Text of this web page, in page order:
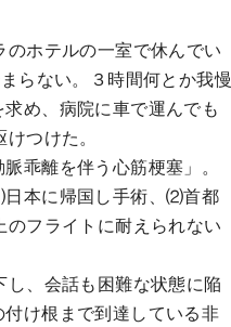
ホテルの一室で休んでい
らない。３時間何とか我慢
め、病院に車で運んでも
つけた。
乖離を伴う心筋梗塞」。
日本に帰国し手術、⑵首都
フライトに耐えられない
、会話も困難な状態に陥
け根まで到達している非